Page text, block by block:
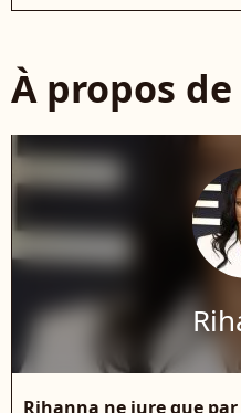
À propos de
Rihanna ne jure que